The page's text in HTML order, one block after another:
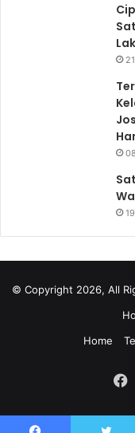
© Copyright 2026, All
Home